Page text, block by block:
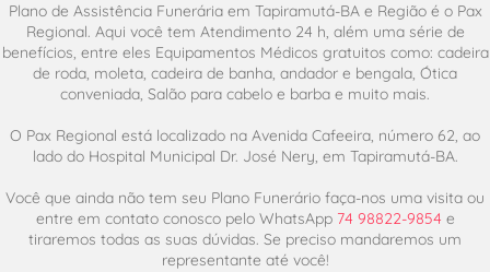
Plano de Assistência Funerária em Tapiramutá-BA e Região é o Pax
Regional. Aqui você tem Atendimento 24 h, além uma série de
benefícios, entre eles Equipamentos Médicos gratuitos como: cadeira
de roda, moleta, cadeira de banha, andador e bengala, Ótica
conveniada, Salão para cabelo e barba e muito mais.
O Pax Regional está localizado na Avenida Cafeeira, número 62, ao
lado do Hospital Municipal Dr. José Nery, em Tapiramutá-BA.
Você que ainda não tem seu Plano Funerário faça-nos uma visita ou
entre em contato conosco pelo WhatsApp 74 98822-9854 e
tiraremos todas as suas dúvidas. Se preciso mandaremos um
representante até você!